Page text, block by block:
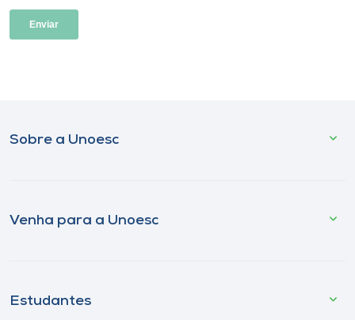
Sobre a Unoesc
Venha para a Unoesc
Estudantes